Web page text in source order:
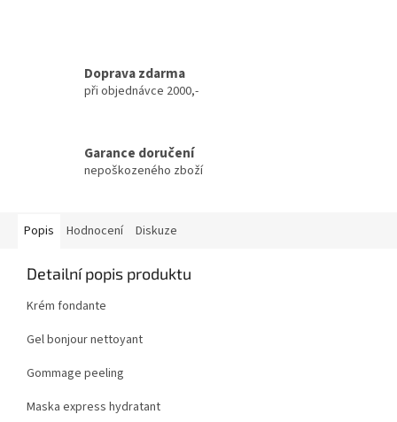
Doprava zdarma
při objednávce 2000,-
Garance doručení
nepoškozeného zboží
Popis Hodnocení Diskuze
Detailní popis produktu
Krém fondante
Gel bonjour nettoyant
Gommage peeling
Maska express hydratant